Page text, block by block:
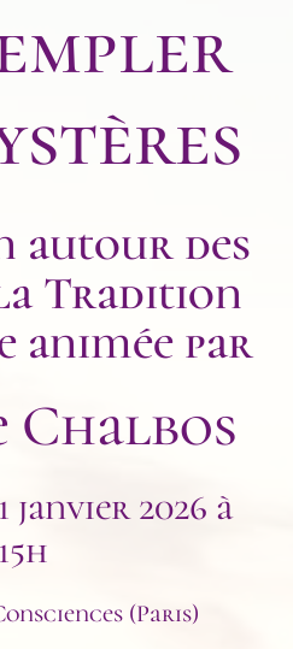
autour des
Tradition
animée par
janvier 2026 à
15h
(Paris)